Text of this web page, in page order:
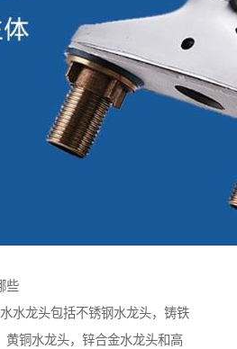
些
水龙头包括不锈钢水龙头，铸铁
黄铜水龙头，锌合金水龙头和高